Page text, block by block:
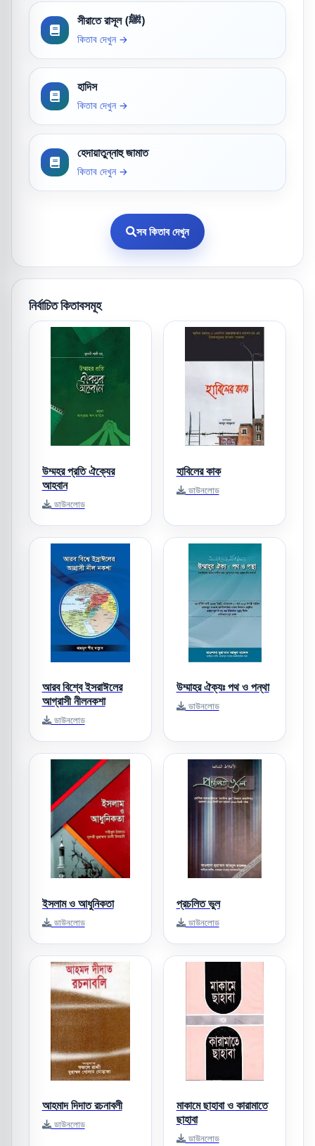
সীরাতে রাসূল (ﷺ)
কিতাব দেখুন →
হাদিস
কিতাব দেখুন →
হেদায়াতুন্নাহু জামাত
কিতাব দেখুন →
সব কিতাব দেখুন
নির্বাচিত কিতাবসমূহ
উম্মহর প্রতি ঐক্যের
আহবান
ডাউনলোড
হাবিলের কাক
ডাউনলোড
আরব বিশ্বে ইসরাঈলের
আগ্রাসী নীলনকশা
ডাউনলোড
উম্মাহর ঐক্যঃ পথ ও পন্থা
ডাউনলোড
ইসলাম ও আধুনিকতা
ডাউনলোড
প্রচলিত ভুল
ডাউনলোড
আহমাদ দিদাত রচনাবলী
ডাউনলোড
মাকামে ছাহাবা ও কারামাতে
ছাহাবা
ডাউনলোড